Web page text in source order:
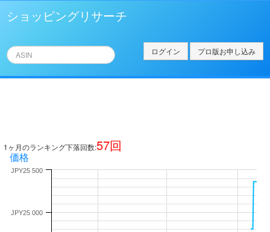
ショッピングリサーチ
ログイン プロ版お申し込み
1ヶ月のランキング下落回数:57回
価格
JPY25 000
JPY25 500